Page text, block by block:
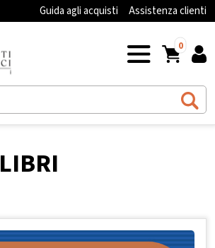
Guida agli acquisti Assistenza clienti
0
LIBRI